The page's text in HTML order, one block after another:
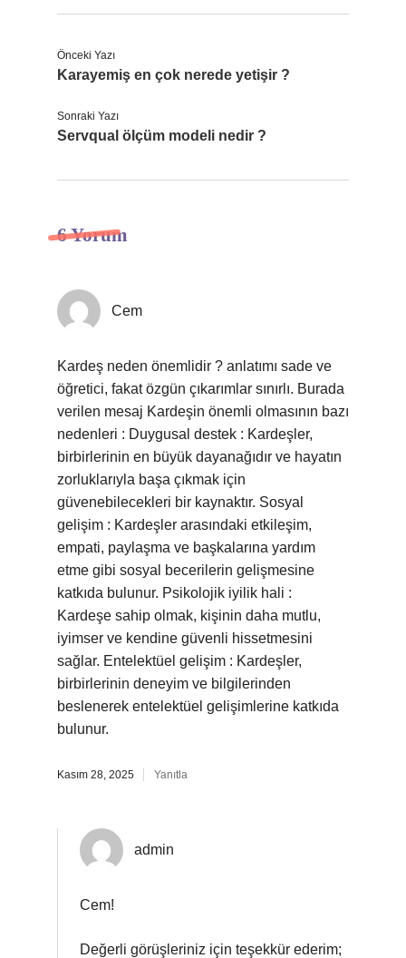
Önceki Yazı
Karayemiş en çok nerede yetişir ?
Sonraki Yazı
Servqual ölçüm modeli nedir ?
6 Yorum
Cem
Kardeş neden önemlidir ? anlatımı sade ve
öğretici, fakat özgün çıkarımlar sınırlı. Burada
verilen mesaj Kardeşin önemli olmasının bazı
nedenleri : Duygusal destek : Kardeşler,
birbirlerinin en büyük dayanağıdır ve hayatın
zorluklarıyla başa çıkmak için
güvenebilecekleri bir kaynaktır. Sosyal
gelişim : Kardeşler arasındaki etkileşim,
empati, paylaşma ve başkalarına yardım
etme gibi sosyal becerilerin gelişmesine
katkıda bulunur. Psikolojik iyilik hali :
Kardeşe sahip olmak, kişinin daha mutlu,
iyimser ve kendine güvenli hissetmesini
sağlar. Entelektüel gelişim : Kardeşler,
birbirlerinin deneyim ve bilgilerinden
beslenerek entelektüel gelişimlerine katkıda
bulunur.
Kasım 28, 2025 Yanıtla
admin
Cem!
Değerli görüşleriniz için teşekkür ederim;